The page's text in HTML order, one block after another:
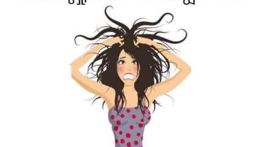
လျှော်တဲ့ရက် အတိအကျ သတ်မှတ်ထားပြီး တကယ်လျှော်ပါ
ဆံနွယ်ကို ခွဲပြီး အခြောက်ခံပါ
အိပ်တဲ့အခါ ကျစ်ဆံမြီးဖွဖွလေး ကျစ်ထားပေးပါ
ဦးရေပြားကို အတတ်နိုင်ဆုံး အေးနေအောင် ထားပါ (ချွေးစိုအောင်
ဘီး ကောင်းကောင်း သုံးပါ (အမြဲ အောက်ဆုံးကနေ အရင်ရှင်းပါ)